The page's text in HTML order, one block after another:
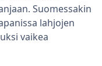
Suomessakin
lahjojen
vaikea